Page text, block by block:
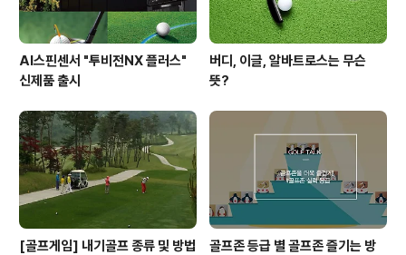
AI스핀센서 "투비전NX 플러스"
신제품 출시
버디, 이글, 알바트로스는 무슨
뜻?
[골프게임] 내기골프 종류 및 방법
골프존 등급 별 골프존 즐기는 방